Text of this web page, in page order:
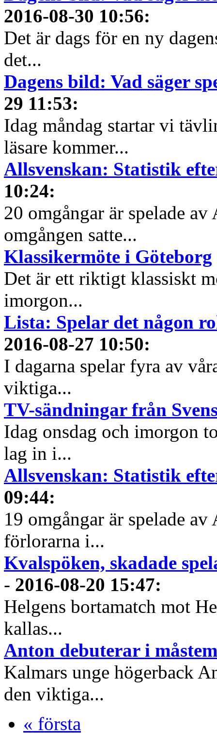
2016-08-30 10:56:
Det är dags för en ny
det...
Dagens bild: Vad säger
29 11:53:
Idag måndag startar vi
läsare kommer...
Allsvenskan: Statistik
10:24:
20 omgångar är spelade
omgången satte...
Klassikermöte i Göteborg
Det är ett riktigt klassiskt
imorgon...
Lista: Spelar det någon
2016-08-27 10:50:
I dagarna spelar fyra av
viktiga...
TV-sändningar från
Idag onsdag och imorgon
lag in i...
Allsvenskan: Statistik
09:44:
19 omgångar är spelade
förlorarna i...
Kvalspöken, skadade
- 2016-08-20 15:47:
Helgens bortamatch mot
kallas...
Anton debuterar i
Kalmars unge högerback
den viktiga...
« första